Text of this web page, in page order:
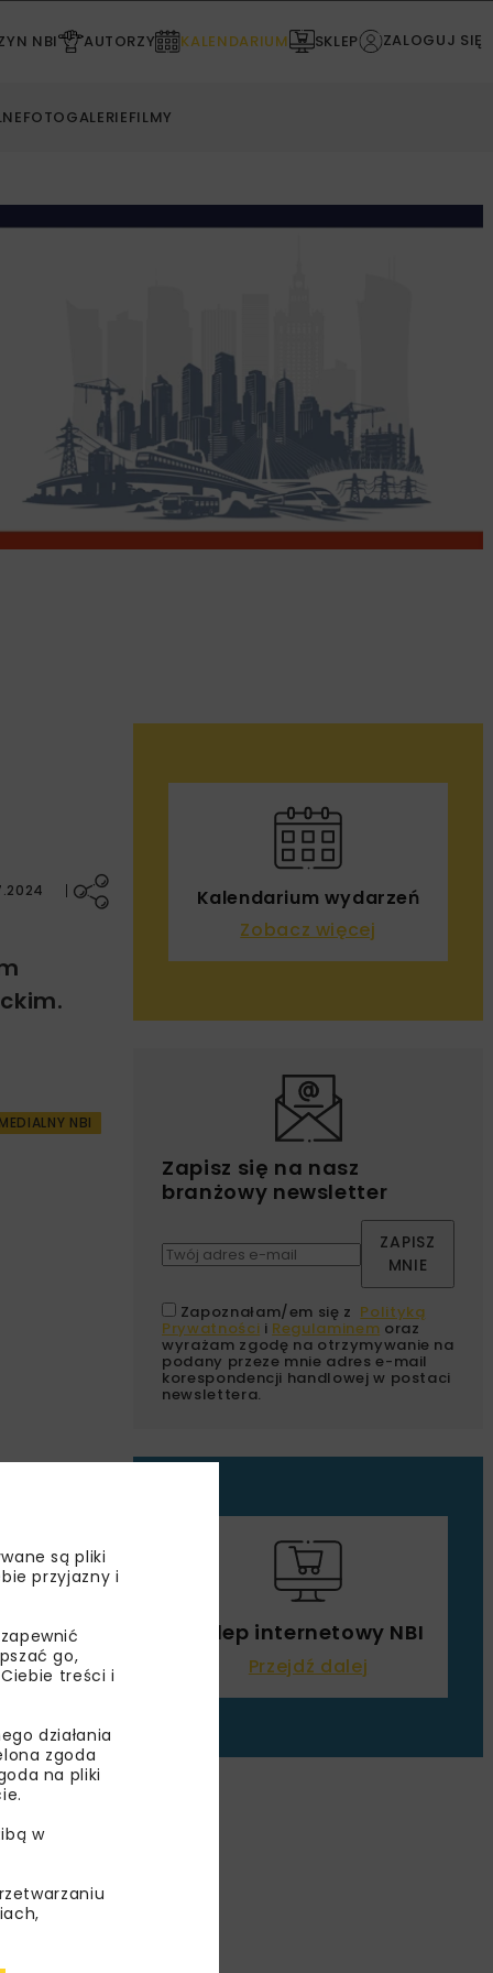
NBI AUTORZY KALENDARIUM SKLEP ZALOGUJ SIĘ
FOTOGALERIEFILMY
NBI
rozwój
Kalendarium wydarzeń
Zobacz więcej
Zapisz się na nasz
branżowy newsletter
ZAPISZ
MNIE
Zapoznałam/em się z Polityką
Prywatności i Regulaminem oraz
wyrażam zgodę na otrzymywanie na
podany przeze mnie adres e-mail
korespondencji handlowej w postaci
newslettera.
Sklep internetowy NBI
Przejdź dalej
są pliki
przyjazny i
go,
treści i
działania
zgoda
na pliki
w